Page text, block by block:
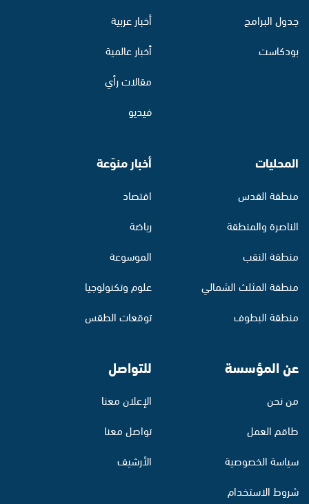
جدول البرامج
بودكاست
أخبار عربية
أخبار عالمية
مقالات رأي
فيديو
المحليات
منطقة القدس
الناصرة والمنطقة
منطقة النقب
منطقة المثلث الشمالي
منطقة البطوف
أخبار منوّعة
اقتصاد
رياضة
الموسوعة
علوم وتكنولوجيا
توقعات الطقس
عن المؤسسة
من نحن
طاقم العمل
سياسة الخصوصية
شروط الاستخدام
للتواصل
الإعلان معنا
تواصل معنا
الأرشيف